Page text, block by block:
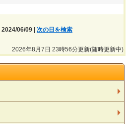
| 2024/06/09 | 次の日を検索
2026年8月7日 23時56分更新(随時更新中)